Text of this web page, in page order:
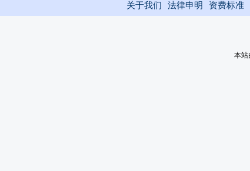
关于我们 法律申明 资费标准
本站